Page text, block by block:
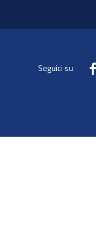
Seguici su